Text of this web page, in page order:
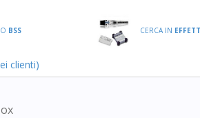
BSS CERCA IN
clienti)